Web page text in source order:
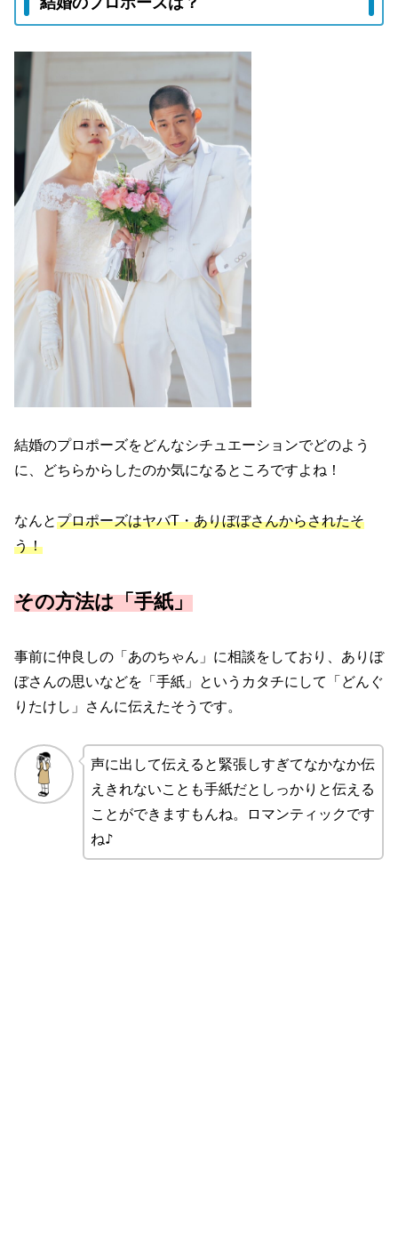
結婚のプロポーズをどんなシチュエーションでどのよう
に、どちらからしたのか気になるところですよね！
なんとプロポーズはヤバT・ありぼぼさんからされたそ
う！
その方法は「手紙」
事前に仲良しの「あのちゃん」に相談をしており、ありぼ
ぼさんの思いなどを「手紙」というカタチにして「どんぐ
りたけし」さんに伝えたそうです。
声に出して伝えると緊張しすぎてなかなか伝
えきれないことも手紙だとしっかりと伝える
ことができますもんね。ロマンティックです
ね♪